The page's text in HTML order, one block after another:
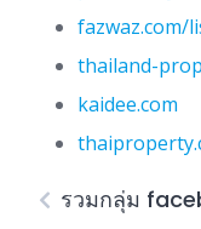
fazwaz.com/
thailand-
kaidee.com
รวมกลุ่ม